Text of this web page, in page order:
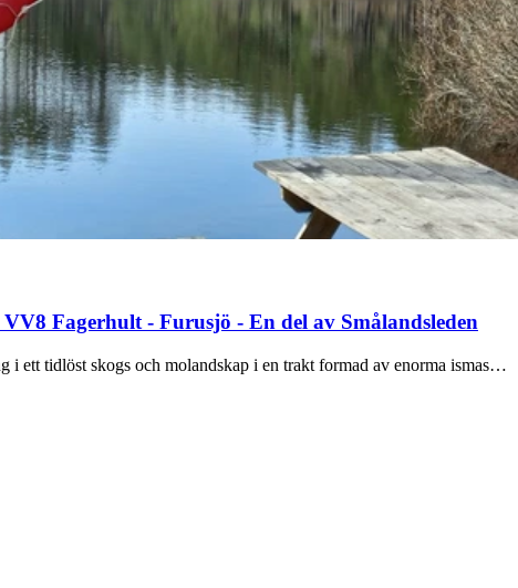
Fagerhult - Furusjö - En del av Smålandsleden
i ett tidlöst skogs och molandskap i en trakt formad av enorma ismas…